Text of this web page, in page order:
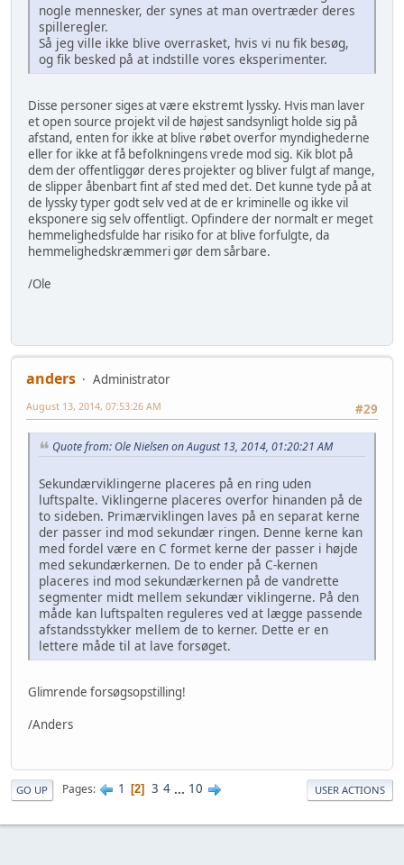
nogle mennesker, der synes at man overtræder deres
spilleregler.
Så jeg ville ikke blive overrasket, hvis vi nu fik besøg,
og fik besked på at indstille vores eksperimenter.
Disse personer siges at være ekstremt lyssky. Hvis man laver
et open source projekt vil de højest sandsynligt holde sig på
afstand, enten for ikke at blive røbet overfor myndighederne
eller for ikke at få befolkningens vrede mod sig. Kik blot på
dem der offentliggør deres projekter og bliver fulgt af mange,
de slipper åbenbart fint af sted med det. Det kunne tyde på at
de lyssky typer godt selv ved at de er kriminelle og ikke vil
eksponere sig selv offentligt. Opfindere der normalt er meget
hemmelighedsfulde har risiko for at blive forfulgte, da
hemmelighedskræmmeri gør dem sårbare.
/Ole
anders
Administrator
#29
August 13, 2014, 07:53:26 AM
Quote from: Ole Nielsen on August 13, 2014, 01:20:21 AM
Sekundærviklingerne placeres på en ring uden
luftspalte. Viklingerne placeres overfor hinanden på de
to sideben. Primærviklingen laves på en separat kerne
der passer ind mod sekundær ringen. Denne kerne kan
med fordel være en C formet kerne der passer i højde
med sekundærkernen. De to ender på C-kernen
placeres ind mod sekundærkernen på de vandrette
segmenter midt mellem sekundær viklingerne. På den
måde kan luftspalten reguleres ved at lægge passende
afstandsstykker mellem de to kerner. Dette er en
lettere måde til at lave forsøget.
Glimrende forsøgsopstilling!
/Anders
GO UP Pages 1 2 3 4 ... 10 USER ACTIONS